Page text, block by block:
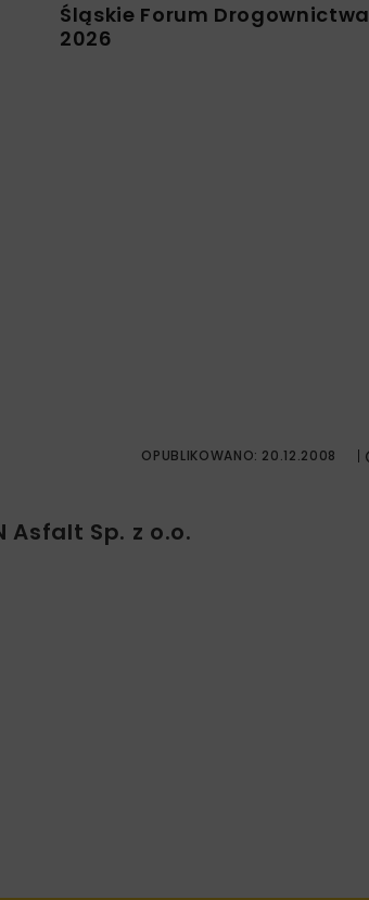
Śląskie Forum Drogownictwa
2026
OPUBLIKOWANO: 20.12.2008
Asfalt Sp. z o.o.